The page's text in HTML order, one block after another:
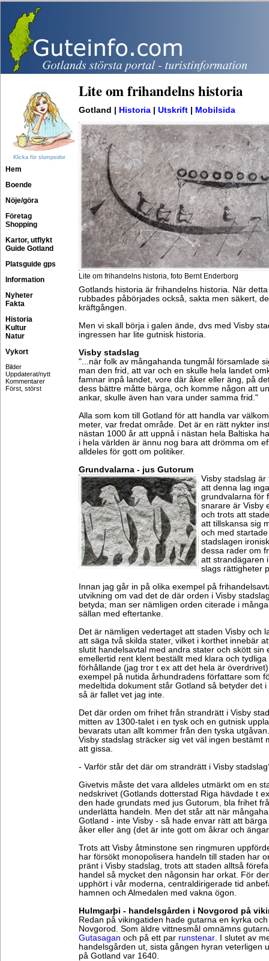
Klicka för slumpsidor
Hem
Boende
Nöje/göra
Företag
Shopping
Kartor, utflykt
Guide Gotland
Platsguide gps
Information
Nyheter
Fakta
Historia
Kultur
Natur
Vykort
Bilder
Uppdaterat/nytt
Kommentarer
Först, störst
Lite om frihandelns historia
Gotland | Historia Utskrift Mobilsida
Lite om frihandelns historia, foto Bernt Enderborg
Gotlands historia är frihandelns historia. När
rubbades påbörjades också, sakta men säkert,
kräftgången.
Men vi skall börja i galen ände, dvs med Visby
ingressen har lite gutnisk historia.
Visby stadslag
"...när folk av mångahanda tungmål församlade
man den frid, att var och en skulle hela landet
famnar inpå landet, vore där åker eller äng, på
dess bättre måtte bärga, och komme någon att
ankar, skulle även han vara under samma frid."
Alla som kom till Gotland för att handla var
meter, var fredat område. Det är en rätt nykter
nästan 1000 år att uppnå i nästan hela Baltiska
i hela världen är ännu nog bara att drömma om
alldeles för gott om politiker.
Grundvalarna - jus Gutorum
Visby stadslag
att denna lag
grundvalarna för
snarare är Visby
och trots att
att tillskansa sig
och med
stadslagen
dessa rader om
att strandägaren
slags rättigheter
Innan jag går in på olika exempel på
utvikning om vad det de där orden i Visby
betyda; man ser nämligen orden citerade i
sällan med eftertanke.
Det är nämligen vedertaget att staden Visby och
att säga två skilda stater, vilket i korthet innebär
slutit handelsavtal med andra stater och skött sin
emellertid rent klent beställt med klara och
förhållande (jag tror t ex att det hela är
exempel på nutida århundradens författare som
medeltida dokument står Gotland så betyder det
så är fallet vet jag inte.
Det där orden om frihet från strandrätt i Visby
mitten av 1300-talet i en tysk och en gutnisk
bevarats utan allt kommer från den tyska
Visby stadslag sträcker sig vet väl ingen bestämt
att gissa.
- Varför står det där om strandrätt i Visby
Givetvis måste det vara alldeles utmärkt om en
nedskrivet (Gotlands dotterstad Riga hävdade t
den hade grundats med jus Gutorum, bla frihet
underlätta handeln. Men det står att när
Gotland - inte Visby - så hade envar rätt att
åker eller äng (det är inte gott om åkrar och
Trots att Visby åtminstone sen ringmuren
har försökt monopolisera handeln till staden har
pränt i Visby stadslag, trots att staden alltså
handel så mycket den någonsin har orkat. För
upphört i vår moderna, centraldirigerade tid
hamnen och Almedalen med vakna ögon.
Hulmgarþi - handelsgården i Novgorod på
Redan på vikingatiden hade gutarna en kyrka
Novgorod. Som äldre vittnesmål omnämns
Gutasagan och på ett par runstenar. I slutet av
handelsgården ut, sista gången hyran veterligen
på Gotland var 1640.